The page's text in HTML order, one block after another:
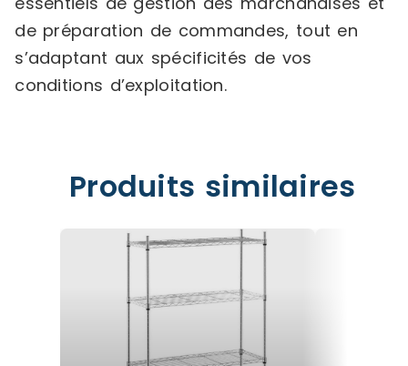
de préparation de commandes, tout en
s’adaptant aux spécificités de vos
conditions d’exploitation.
Produits similaires